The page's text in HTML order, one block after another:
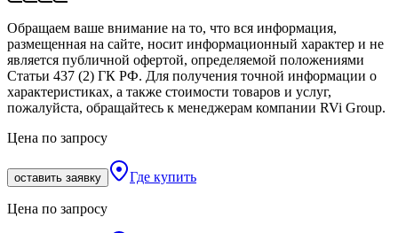
Обращаем ваше внимание на то, что вся информация,
размещенная на сайте, носит информационный характер и не
является публичной офертой, определяемой положениями
Статьи 437 (2) ГК РФ. Для получения точной информации о
характеристиках, а также стоимости товаров и услуг,
пожалуйста, обращайтесь к менеджерам компании RVi Group.
Цена по запросу
оставить заявку Где купить
Цена по запросу